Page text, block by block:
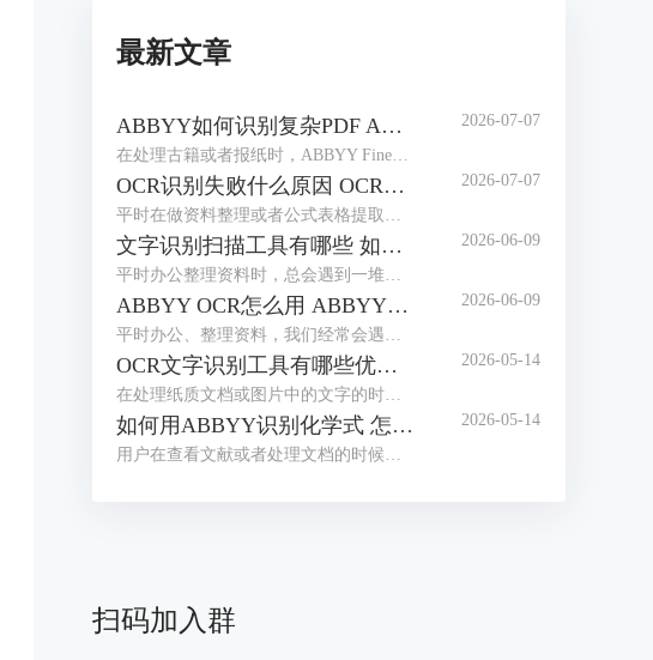
最新文章
ABBYY如何识别复杂PDF ABBYY如何识别竖排繁体 2026-07-07
OCR识别失败什么原因 OCR识别如何保证位置正确 2026-07-07
文字识别扫描工具有哪些 如何文字识别扫描文件 2026-06-09
ABBYY OCR怎么用 ABBYY怎么修改PDF里面的文字 2026-06-09
OCR文字识别工具有哪些优点 OCR文字识别工具哪款最好用 2026-05-14
如何用ABBYY识别化学式 怎么用ABBYY识别数学公式 2026-05-14
扫码加入群